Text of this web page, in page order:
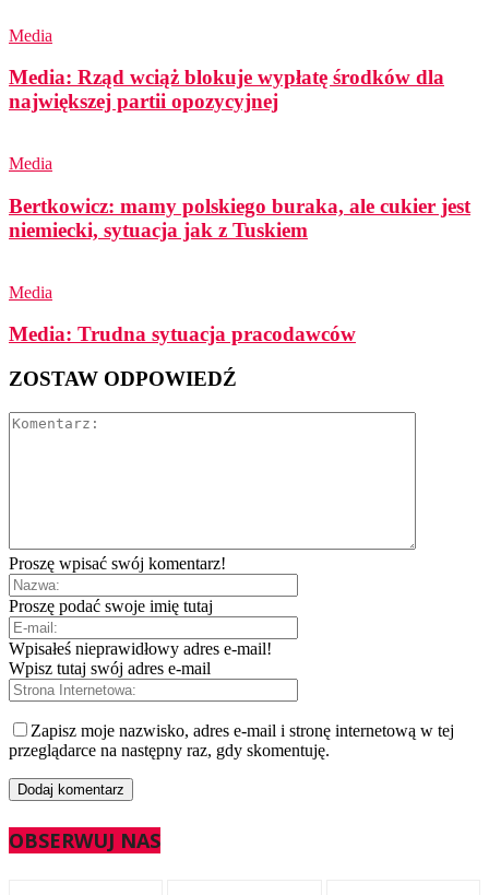
Media
Media: Rząd wciąż blokuje wypłatę środków dla
największej partii opozycyjnej
Media
Bertkowicz: mamy polskiego buraka, ale cukier jest
niemiecki, sytuacja jak z Tuskiem
Media
Media: Trudna sytuacja pracodawców
ZOSTAW ODPOWIEDŹ
Proszę wpisać swój komentarz!
Proszę podać swoje imię tutaj
Wpisałeś nieprawidłowy adres e-mail!
Wpisz tutaj swój adres e-mail
Zapisz moje nazwisko, adres e-mail i stronę internetową w tej
przeglądarce na następny raz, gdy skomentuję.
OBSERWUJ NAS